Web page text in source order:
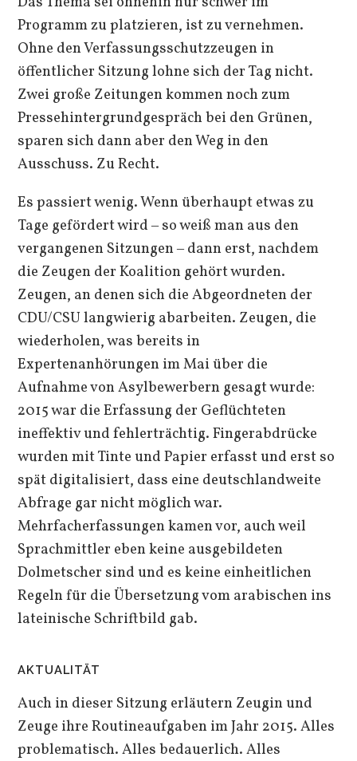
Programm zu platzieren, ist zu vernehmen.
Ohne den Verfassungsschutzzeugen in
öffentlicher Sitzung lohne sich der Tag nicht.
Zwei große Zeitungen kommen noch zum
Pressehintergrundgespräch bei den Grünen,
sparen sich dann aber den Weg in den
Ausschuss. Zu Recht.
Es passiert wenig. Wenn überhaupt etwas zu
Tage gefördert wird ‒ so weiß man aus den
vergangenen Sitzungen ‒ dann erst, nachdem
die Zeugen der Koalition gehört wurden.
Zeugen, an denen sich die Abgeordneten der
CDU/CSU langwierig abarbeiten. Zeugen, die
wiederholen, was bereits in
Expertenanhörungen im Mai über die
Aufnahme von Asylbewerbern gesagt wurde:
2015 war die Erfassung der Geflüchteten
ineffektiv und fehlerträchtig. Fingerabdrücke
wurden mit Tinte und Papier erfasst und erst so
spät digitalisiert, dass eine deutschlandweite
Abfrage gar nicht möglich war.
Mehrfacherfassungen kamen vor, auch weil
Sprachmittler eben keine ausgebildeten
Dolmetscher sind und es keine einheitlichen
Regeln für die Übersetzung vom arabischen ins
lateinische Schriftbild gab.
AKTUALITÄT
Auch in dieser Sitzung erläutern Zeugin und
Zeuge ihre Routineaufgaben im Jahr 2015. Alles
problematisch. Alles bedauerlich. Alles